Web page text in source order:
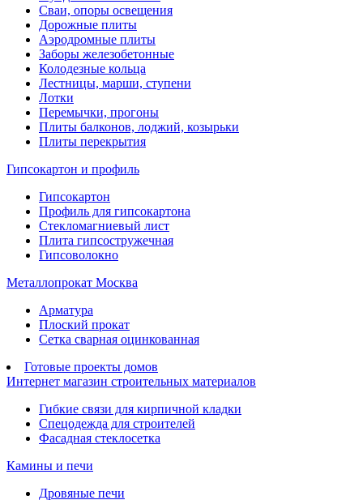
Сваи, опоры освещения
Дорожные плиты
Аэродромные плиты
Заборы железобетонные
Колодезные кольца
Лестницы, марши, ступени
Лотки
Перемычки, прогоны
Плиты балконов, лоджий, козырьки
Плиты перекрытия
Гипсокартон и профиль
Гипсокартон
Профиль для гипсокартона
Стекломагниевый лист
Плита гипсостружечная
Гипсоволокно
Металлопрокат Москва
Арматура
Плоский прокат
Сетка сварная оцинкованная
Готовые проекты домов
Интернет магазин строительных материалов
Гибкие связи для кирпичной кладки
Спецодежда для строителей
Фасадная стеклосетка
Камины и печи
Дровяные печи